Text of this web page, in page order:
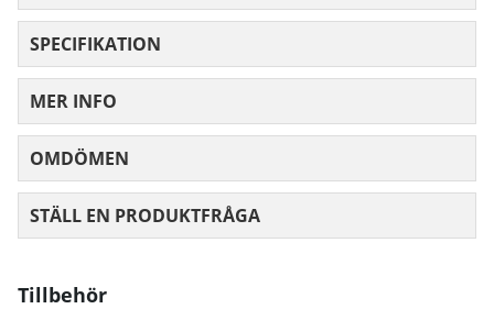
SPECIFIKATION
MER INFO
OMDÖMEN
STÄLL EN PRODUKTFRÅGA
Tillbehör